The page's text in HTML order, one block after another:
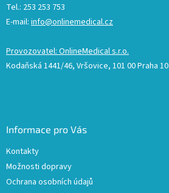
Tel.: 253 253 753
E-mail: info@onlinemedical.cz
Provozovatel: OnlineMedical s.r.o.
Kodaňská 1441/46, Vršovice, 101 00 Praha 10
Informace pro Vás
Kontakty
Možnosti dopravy
Ochrana osobních údajů